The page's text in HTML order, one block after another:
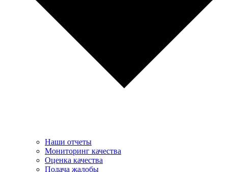
Наши отчеты
Мониторинг качества
Оценка качества
Подача жалобы